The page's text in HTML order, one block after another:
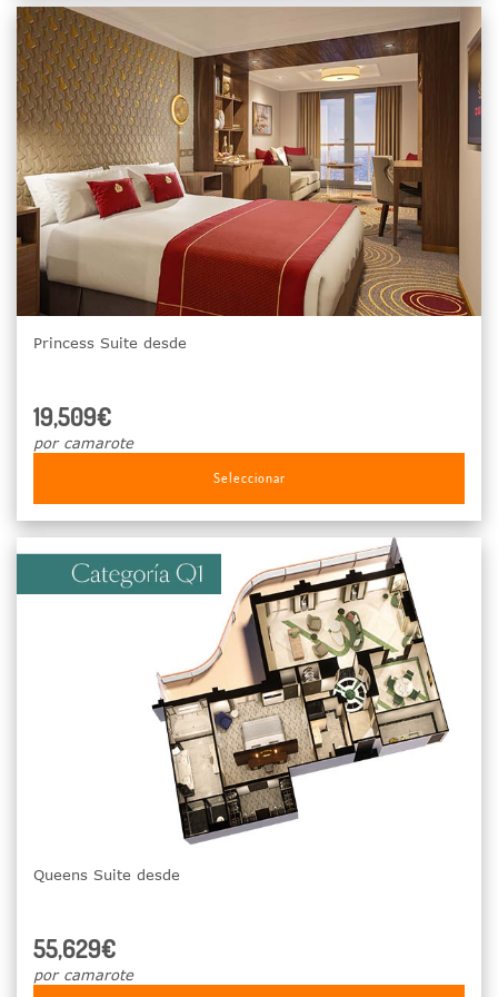
Princess Suite desde
19,509€
por camarote
Seleccionar
Queens Suite desde
55,629€
por camarote